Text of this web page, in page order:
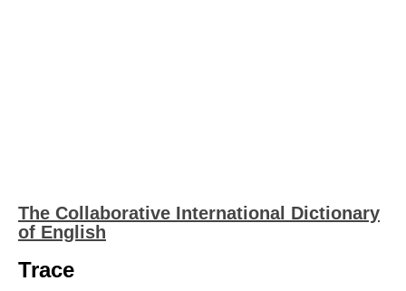
The Collaborative International Dictionary
of English
Trace